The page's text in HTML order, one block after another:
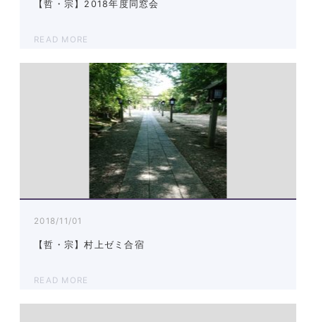
【哲・宗】2018年度同窓会
READ MORE
2018/11/01
【哲・宗】村上ゼミ合宿
READ MORE